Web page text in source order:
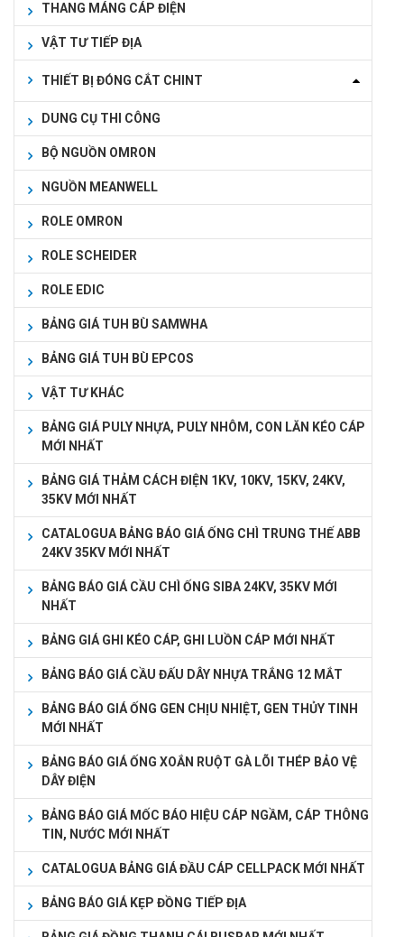
THANG MÁNG CÁP ĐIỆN
VẬT TƯ TIẾP ĐỊA
THIẾT BỊ ĐÓNG CẮT CHINT
DUNG CỤ THI CÔNG
BỘ NGUỒN OMRON
NGUỒN MEANWELL
ROLE OMRON
ROLE SCHEIDER
ROLE EDIC
BẢNG GIÁ TUH BÙ SAMWHA
BẢNG GIÁ TUH BÙ EPCOS
VẬT TƯ KHÁC
BẢNG GIÁ PULY NHỰA, PULY NHÔM, CON LĂN KÉO CÁP
MỚI NHẤT
BẢNG GIÁ THẢM CÁCH ĐIỆN 1KV, 10KV, 15KV, 24KV,
35KV MỚI NHẤT
CATALOGUA BẢNG BÁO GIÁ ỐNG CHÌ TRUNG THẾ ABB
24KV 35KV MỚI NHẤT
BẢNG BÁO GIÁ CẦU CHÌ ỐNG SIBA 24KV, 35KV MỚI
NHẤT
BẢNG GIÁ GHI KÉO CÁP, GHI LUỒN CÁP MỚI NHẤT
BẢNG BÁO GIÁ CẦU ĐẤU DÂY NHỰA TRẮNG 12 MẮT
BẢNG BÁO GIÁ ỐNG GEN CHỊU NHIỆT, GEN THỦY TINH
MỚI NHẤT
BẢNG BÁO GIÁ ỐNG XOẮN RUỘT GÀ LÕI THÉP BẢO VỆ
DÂY ĐIỆN
BẢNG BÁO GIÁ MỐC BÁO HIỆU CÁP NGẦM, CÁP THÔNG
TIN, NƯỚC MỚI NHẤT
CATALOGUA BẢNG GIÁ ĐẦU CÁP CELLPACK MỚI NHẤT
BẢNG BÁO GIÁ KẸP ĐỒNG TIẾP ĐỊA